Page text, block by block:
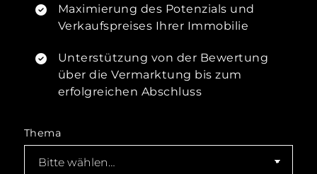
Maximierung des Potenzials und
Verkaufspreises Ihrer Immobilie
Unterstützung von der Bewertung
über die Vermarktung bis zum
erfolgreichen Abschluss
Thema